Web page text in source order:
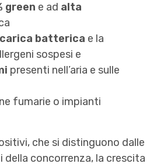
green e ad alta
batterica e la
sospesi e
presenti nell’aria e sulle
fumarie o impianti
che si distinguono dalle
della concorrenza, la crescita